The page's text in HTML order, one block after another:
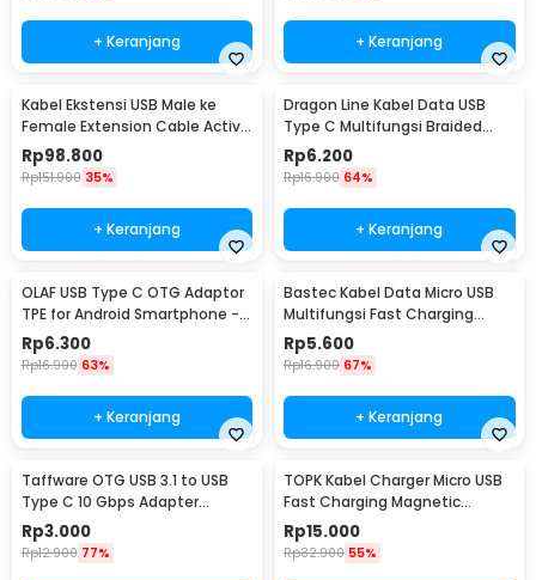
+ Keranjang + Keranjang
Kabel Ekstensi USB Male ke
Female Extension Cable Active
Repeater 18.4M - C380
Rp98.800
Rp151.900 35%
+ Keranjang
Dragon Line Kabel Data USB
Type C Multifungsi Braided
480Mbps 30cm - AV140
Rp6.200
Rp16.900 64%
+ Keranjang
OLAF USB Type C OTG Adaptor
TPE for Android Smartphone -
PJ1658-01
Rp6.300
Rp16.900 63%
+ Keranjang
Bastec Kabel Data Micro USB
Multifungsi Fast Charging
Braided 100cm - BN100
Rp5.600
Rp16.900 67%
+ Keranjang
Taffware OTG USB 3.1 to USB
Type C 10 Gbps Adapter
Converter - A2
Rp3.000
Rp12.900 77%
TOPK Kabel Charger Micro USB
Fast Charging Magnetic
Braided 5V 2.4A 1M - CS1711
Rp15.000
Rp32.900 55%